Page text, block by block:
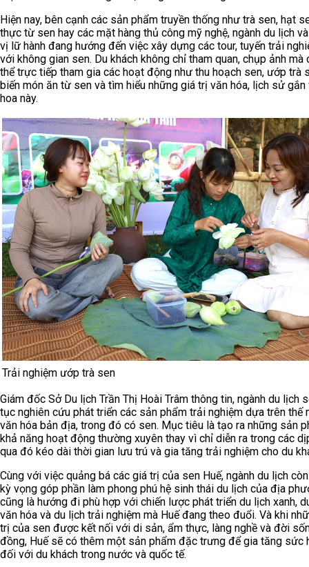
Hiện nay, bên cạnh các sản phẩm truyền thống như trà sen, hạt
thực từ sen hay các mặt hàng thủ công mỹ nghệ, ngành du lịch
vị lữ hành đang hướng đến việc xây dựng các tour, tuyến trải
với không gian sen. Du khách không chỉ tham quan, chụp ảnh mà
thể trực tiếp tham gia các hoạt động như thu hoạch sen, ướp trà
biến món ăn từ sen và tìm hiểu những giá trị văn hóa, lịch sử
hoa này.
Trải nghiệm ướp trà sen
Giám đốc Sở Du lịch Trần Thị Hoài Trâm thông tin, ngành du lịch
tục nghiên cứu phát triển các sản phẩm trải nghiệm dựa trên thế
văn hóa bản địa, trong đó có sen. Mục tiêu là tạo ra những sản
khả năng hoạt động thường xuyên thay vì chỉ diễn ra trong các
qua đó kéo dài thời gian lưu trú và gia tăng trải nghiệm cho du
Cùng với việc quảng bá các giá trị của sen Huế, ngành du lịch
kỳ vọng góp phần làm phong phú hệ sinh thái du lịch của địa
cũng là hướng đi phù hợp với chiến lược phát triển du lịch xanh,
văn hóa và du lịch trải nghiệm mà Huế đang theo đuổi. Và khi
trị của sen được kết nối với di sản, ẩm thực, làng nghề và đời
đồng, Huế sẽ có thêm một sản phẩm đặc trưng để gia tăng sức
đối với du khách trong nước và quốc tế.